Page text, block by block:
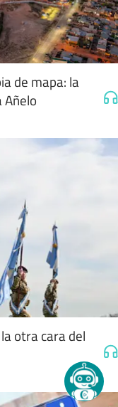
de mapa: la
otra cara del